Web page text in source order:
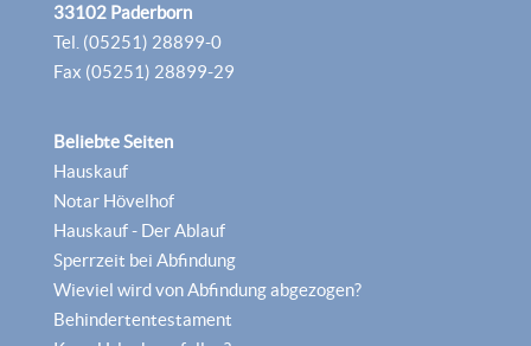
33102 Paderborn
Tel. (05251) 28899-0
Fax (05251) 28899-29
Beliebte Seiten
Hauskauf
Notar Hövelhof
Hauskauf - Der Ablauf
Sperrzeit bei Abfindung
Wieviel wird von Abfindung abgezogen?
Behindertentestament